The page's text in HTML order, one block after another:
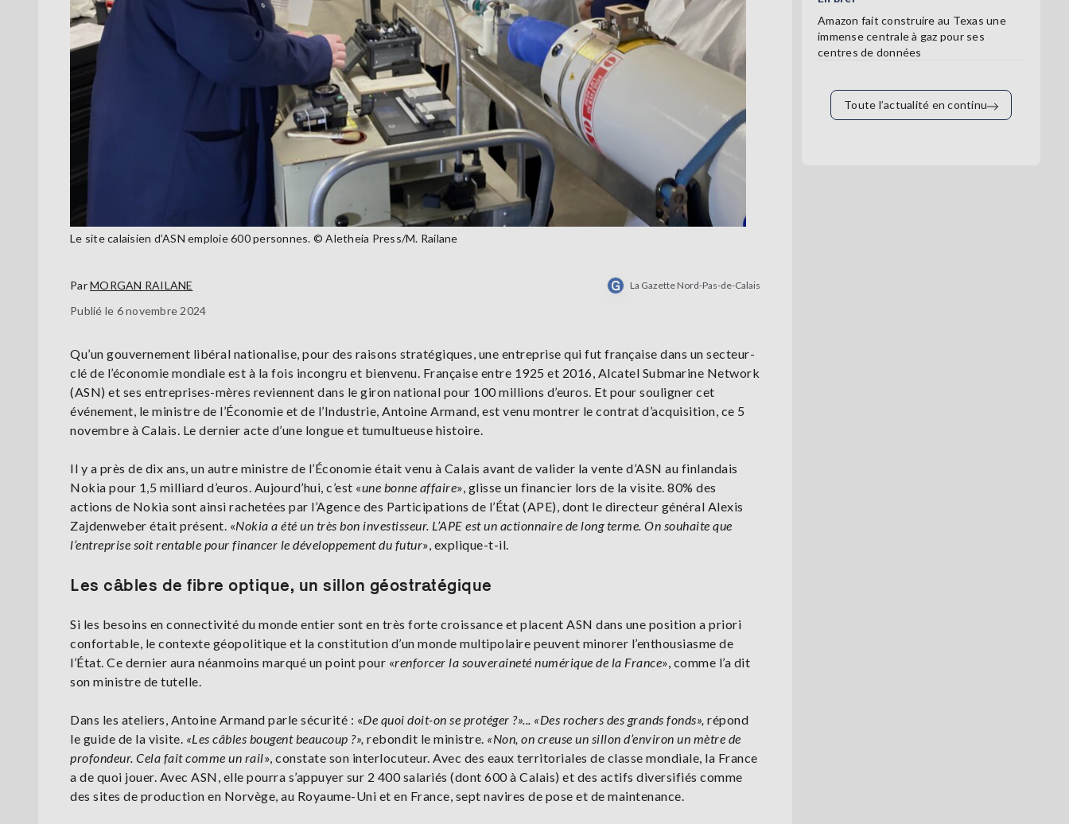
Le site calaisien d’ASN emploie 600 personnes. © Aletheia Press/M. Railane
ParMORGAN RAILANE La Gazette Nord-Pas-de-Calais
Publié le 6 novembre 2024
Qu’un gouvernement libéral nationalise, pour des raisons stratégiques, une entreprise qui fut française dans un secteur-
clé de l’économie mondiale est à la fois incongru et bienvenu. Française entre 1925 et 2016, Alcatel Submarine Network
(ASN) et ses entreprises-mères reviennent dans le giron national pour 100 millions d’euros. Et pour souligner cet
événement, le ministre de l’Économie et de l’Industrie, Antoine Armand, est venu montrer le contrat d’acquisition, ce 5
novembre à Calais. Le dernier acte d’une longue et tumultueuse histoire.
Il y a près de dix ans, un autre ministre de l’Économie était venu à Calais avant de valider la vente d’ASN au finlandais
Nokia pour 1,5 milliard d’euros. Aujourd’hui, c’est «une bonne affaire», glisse un financier lors de la visite. 80% des
actions de Nokia sont ainsi rachetées par l’Agence des Participations de l’État (APE), dont le directeur général Alexis
Zajdenweber était présent. «Nokia a été un très bon investisseur. L’APE est un actionnaire de long terme. On souhaite que
l’entreprise soit rentable pour financer le développement du futur», explique-t-il.
Les câbles de fibre optique, un sillon géostratégique
Si les besoins en connectivité du monde entier sont en très forte croissance et placent ASN dans une position a priori
confortable, le contexte géopolitique et la constitution d’un monde multipolaire peuvent minorer l’enthousiasme de
l’État. Ce dernier aura néanmoins marqué un point pour «renforcer la souveraineté numérique de la France», comme l’a dit
son ministre de tutelle.
Dans les ateliers, Antoine Armand parle sécurité : «De quoi doit-on se protéger ?»... «Des rochers des grands fonds», répond
le guide de la visite. «Les câbles bougent beaucoup ?», rebondit le ministre. «Non, on creuse un sillon d’environ un mètre de
profondeur. Cela fait comme un rail», constate son interlocuteur. Avec des eaux territoriales de classe mondiale, la France
a de quoi jouer. Avec ASN, elle pourra s’appuyer sur 2 400 salariés (dont 600 à Calais) et des actifs diversifiés comme
des sites de production en Norvège, au Royaume-Uni et en France, sept navires de pose et de maintenance.
Amazon fait construire au Texas une
immense centrale à gaz pour ses
centres de données
Toute l’actualité en continu